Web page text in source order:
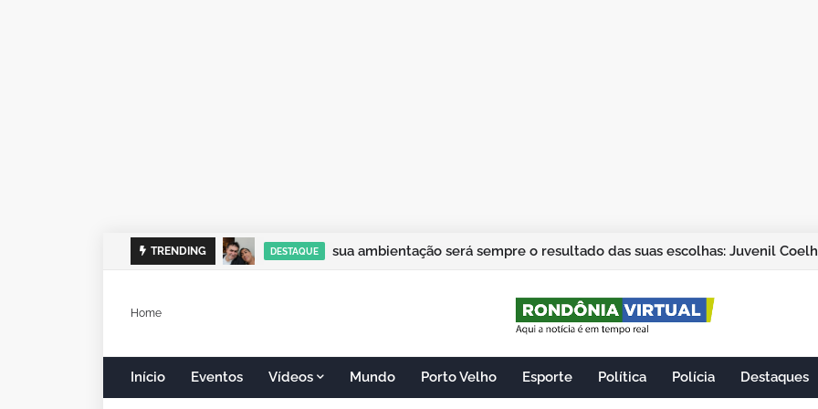
TRENDING DESTAQUE sua ambientação será sempre o resultado das suas escolhas: Juvenil
Home
Início Eventos Vídeos Mundo Porto Velho Esporte Política Polícia Destaques